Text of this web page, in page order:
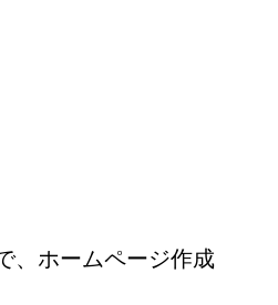
、ホームページ作成